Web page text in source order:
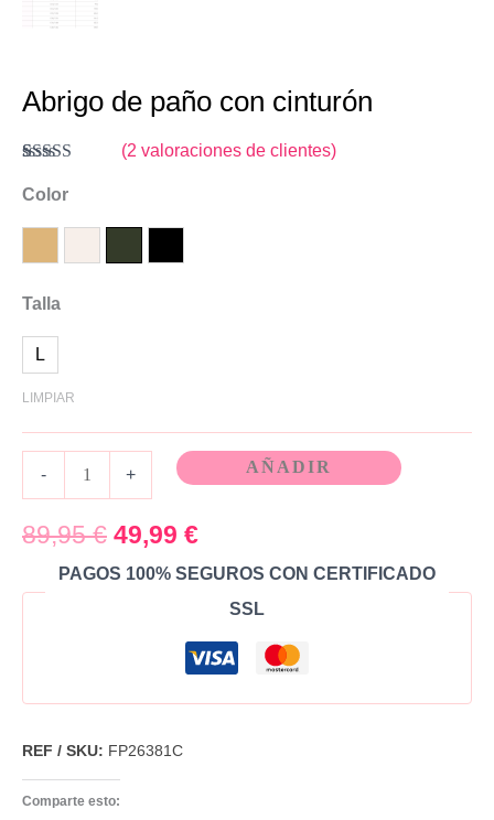
Abrigo de paño con cinturón
con4.50
valoraciones
(2 valoraciones de clientes)
Color
CamelCrudoVerde botella
Negro
Talla
L
LIMPIAR
- + AÑADIR
89,95€ 49,99 €
PAGOS 100% SEGUROS CON CERTIFICADO
SSL
REF / SKU: FP26381C
Comparte esto: